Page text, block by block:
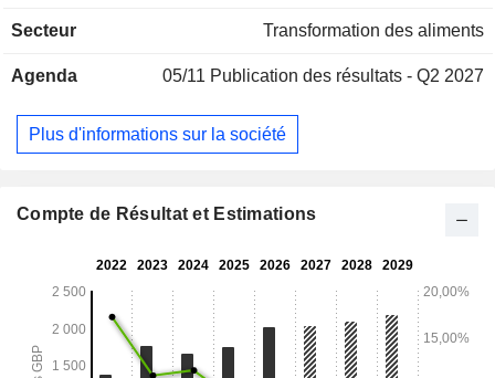
ménagers, la nutrition clinique, l'industrie, la viande et les
portefeuille d'ingrédients comprend des édulcorants, des
hydrocolloïdes, des amidons, ainsi que des protéines et des
farines fonctionnelles. Les solutions d’ingrédients de la
soluble PROMITOR, le fructose cristallin KRYSTAR, le
Secteur Transformation des aliments
Agenda 05/11 Publication des résultats - Q2 2027
Plus d'informations sur la société
Compte de Résultat et Estimations